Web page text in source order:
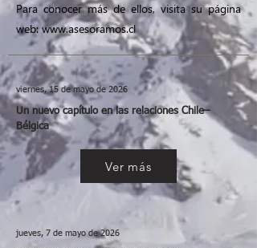
Para conocer más de ellos, visita su página
web:www.asesoramos.cl
viernes, 15 de mayo de 2026
Un nuevo capítulo en las relaciones Chile–
Bélgica
Ver más
jueves, 7 de mayo de 2026